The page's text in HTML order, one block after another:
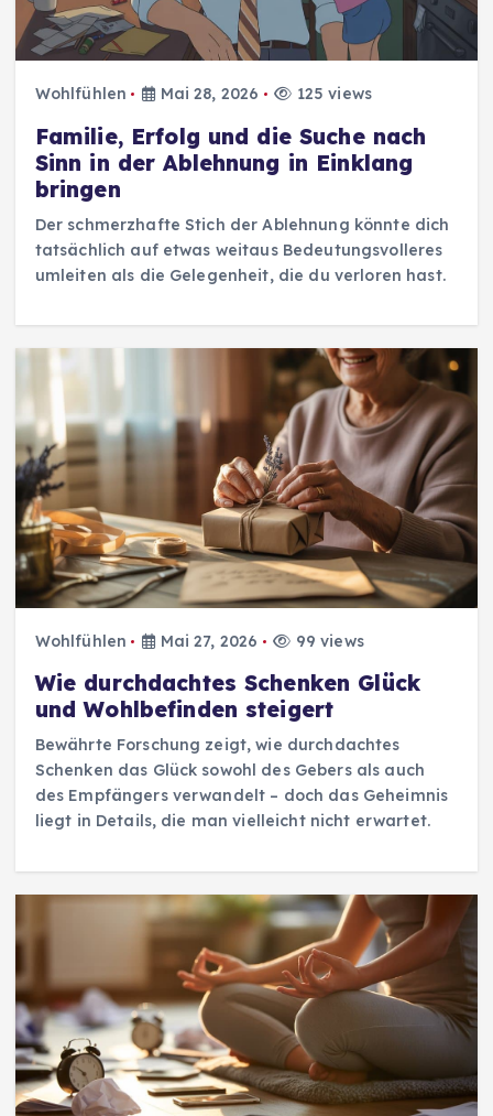
Wohlfühlen Mai 28, 2026 125 views
Familie, Erfolg und die Suche nach
Sinn in der Ablehnung in Einklang
bringen
Der schmerzhafte Stich der Ablehnung könnte dich
tatsächlich auf etwas weitaus Bedeutungsvolleres
umleiten als die Gelegenheit, die du verloren hast.
Wohlfühlen Mai 27, 2026 99 views
Wie durchdachtes Schenken Glück
und Wohlbefinden steigert
Bewährte Forschung zeigt, wie durchdachtes
Schenken das Glück sowohl des Gebers als auch
des Empfängers verwandelt – doch das Geheimnis
liegt in Details, die man vielleicht nicht erwartet.